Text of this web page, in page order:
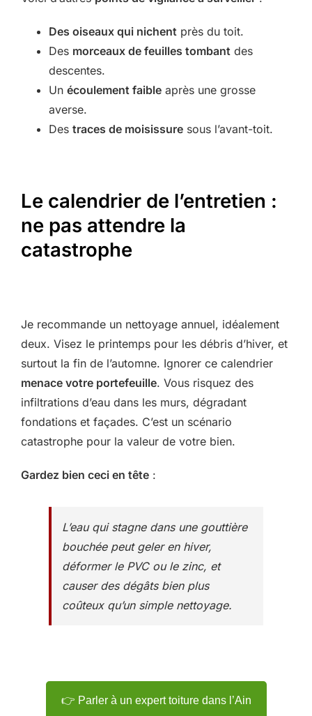
Des oiseaux qui nichent près du toit.
Des morceaux de feuilles tombant des
descentes.
Un écoulement faible après une grosse
averse.
Des traces de moisissure sous l’avant-toit.
Le calendrier de l’entretien :
ne pas attendre la
catastrophe
Je recommande un nettoyage annuel, idéalement
deux. Visez le printemps pour les débris d’hiver, et
surtout la fin de l’automne. Ignorer ce calendrier
menace votre portefeuille. Vous risquez des
infiltrations d’eau dans les murs, dégradant
fondations et façades. C’est un scénario
catastrophe pour la valeur de votre bien.
Gardez bien ceci en tête :
L’eau qui stagne dans une gouttière
bouchée peut geler en hiver,
déformer le PVC ou le zinc, et
causer des dégâts bien plus
coûteux qu’un simple nettoyage.
👉 Parler à un expert toiture dans l’Ain